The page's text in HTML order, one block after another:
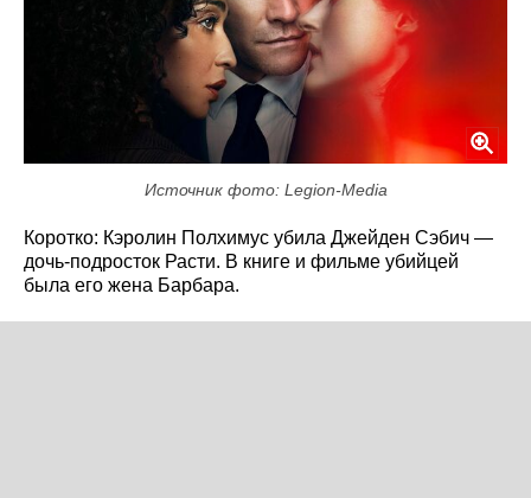
Источник фото: Legion-Media
Коротко: Кэролин Полхимус убила Джейден Сэбич —
дочь-подросток Расти. В книге и фильме убийцей
была его жена Барбара.